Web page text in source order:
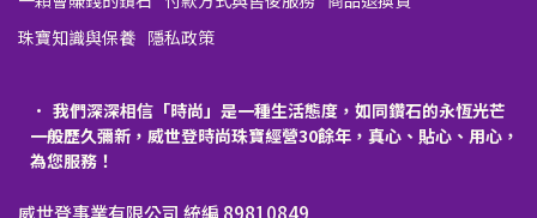
珠寶知識與保養 隱私政策
我們深深相信「時尚」是一種生活態度，如同鑽石的永恆光芒
一般歷久彌新，威世登時尚珠寶經營30餘年，真心、貼心、用心，
為您服務！
威世登事業有限公司 統編 89810849